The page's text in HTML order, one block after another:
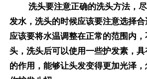
洗头要注意正确的洗头方法，尽
发水，洗头的时候应该要注意选择
应该要将水温调整在正常的范围内
头，洗头后可以使用一些护发素，
的作用，能够让头发变得更加光泽